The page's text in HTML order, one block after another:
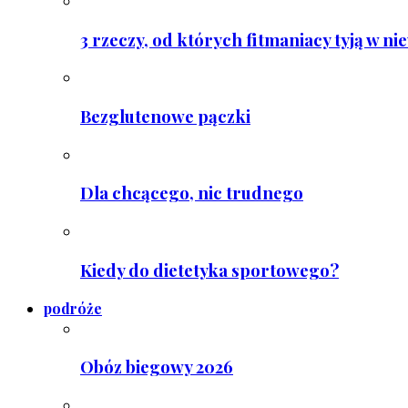
3 rzeczy, od których fitmaniacy tyją w
Bezglutenowe pączki
Dla chcącego, nic trudnego
Kiedy do dietetyka sportowego?
podróże
Obóz biegowy 2026